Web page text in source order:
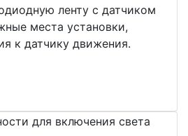
ленту с датчиком
места установки,
к датчику движения.